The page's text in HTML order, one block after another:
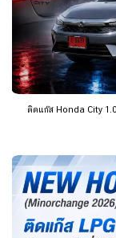
ติดแก๊ส Honda City